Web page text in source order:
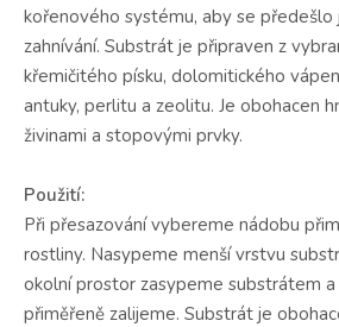
kořenového systému, aby se předešlo
zahnívání. Substrát je připraven z
křemičitého písku, dolomitického
antuky, perlitu a zeolitu. Je obohacen
živinami a stopovými prvky.
Použití:
Při přesazování vybereme nádobu
rostliny. Nasypeme menší vrstvu
okolní prostor zasypeme substrátem
přiměřeně zalijeme. Substrát je